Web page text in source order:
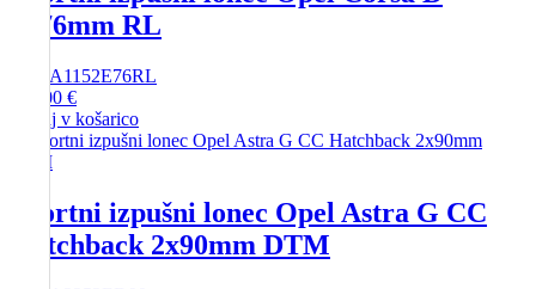
2x76mm RL
A1152E76RL
246,00 €
Dodaj v košarico
Športni izpušni lonec Opel Astra G CC
Hatchback 2x90mm DTM